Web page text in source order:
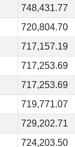
748,431.77
720,804.70
717,157.19
717,253.69
717,253.69
719,771.07
729,202.71
724,203.50